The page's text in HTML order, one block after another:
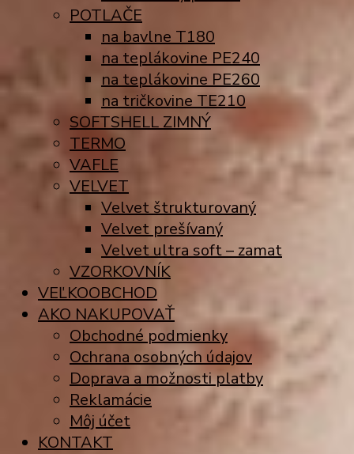
POTLAČE
na bavlne T180
na teplákovine PE240
na teplákovine PE260
na tričkovine TE210
SOFTSHELL ZIMNÝ
TERMO
VAFLE
VELVET
Velvet štrukturovaný
Velvet prešívaný
Velvet ultra soft – zamat
VZORKOVNÍK
VEĽKOOBCHOD
AKO NAKUPOVAŤ
Obchodné podmienky
Ochrana osobných údajov
Doprava a možnosti platby
Reklamácie
Môj účet
KONTAKT